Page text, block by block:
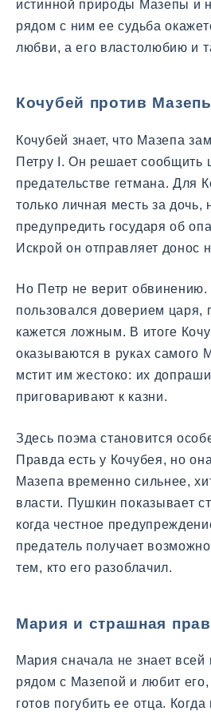
истинной природы Мазепы и
рядом с ним ее судьба
любви, а его властолюбию и
Кочубей против
Кочубей знает, что Мазепа
Петру I. Он решает сообщить
предательстве гетмана. Для
только личная месть за дочь,
предупредить государя об
Искрой он отправляет донос
Но Петр не верит обвинению.
пользовался доверием царя,
кажется ложным. В итоге
оказываются в руках самого
мстит им жестоко: их
приговаривают к казни.
Здесь поэма становится
Правда есть у Кочубея, но
Мазепа временно сильнее,
власти. Пушкин показывает
когда честное
предатель получает
тем, кто его разоблачил.
Мария и страшная
Мария сначала не знает
рядом с Мазепой и любит
готов погубить ее отца.